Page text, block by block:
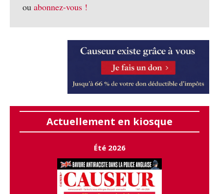
ou abonnez-vous !
Actuellement en kiosque
Été 2026